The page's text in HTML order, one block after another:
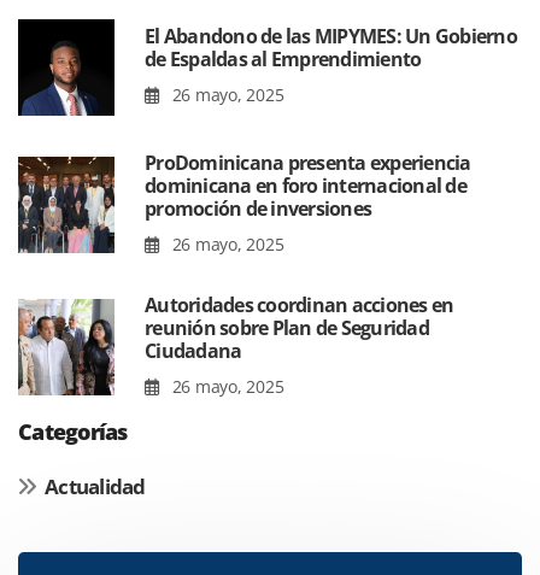
El Abandono de las MIPYMES: Un Gobierno
de Espaldas al Emprendimiento
26 mayo, 2025
ProDominicana presenta experiencia
dominicana en foro internacional de
promoción de inversiones
26 mayo, 2025
Autoridades coordinan acciones en
reunión sobre Plan de Seguridad
Ciudadana
26 mayo, 2025
Categorías
Actualidad